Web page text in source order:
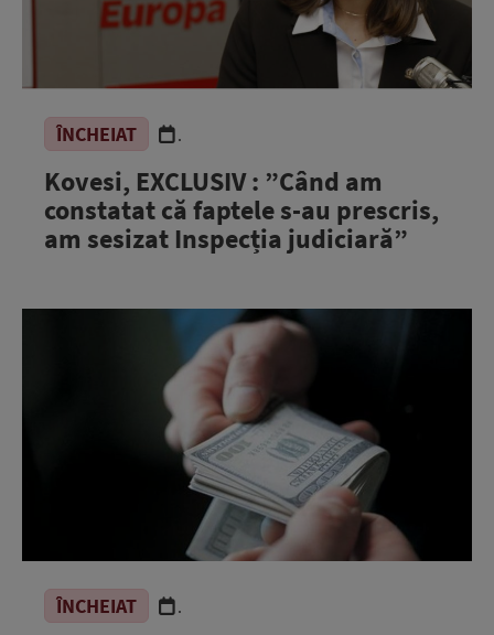
ÎNCHEIAT .
Kovesi, EXCLUSIV : ”Când am
constatat că faptele s-au prescris,
am sesizat Inspecția judiciară”
ÎNCHEIAT .